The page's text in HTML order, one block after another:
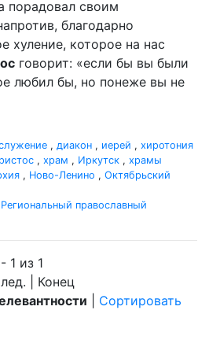
порадовал своим
благодарно
хуление, которое на нас
говорит: «если бы вы были
любил бы, но понеже вы не
, диакон , иерей , хиротония
, храм , Иркутск , храмы
, Ново-Ленино , Октябрьский
православный
1 из 1
| Конец
Сортировать